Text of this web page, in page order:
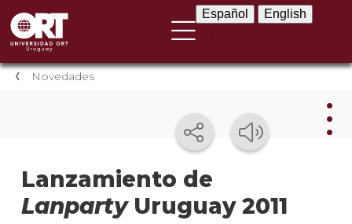
Español English
Novedades
Lanzamiento de
LanpartyUruguay 2011